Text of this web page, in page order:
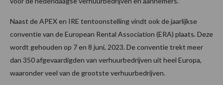
Naast de APEX en IRE tentoonstelling vindt ook de jaarlijkse
conventie van de European Rental Association (ERA) plaats. Deze
wordt gehouden op 7 en 8 juni, 2023. De conventie trekt meer
dan 350 afgevaardigden van verhuurbedrijven uit heel Europa,
waaronder veel van de grootste verhuurbedrijven.